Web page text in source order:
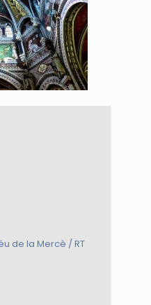
de la Mercè / RT